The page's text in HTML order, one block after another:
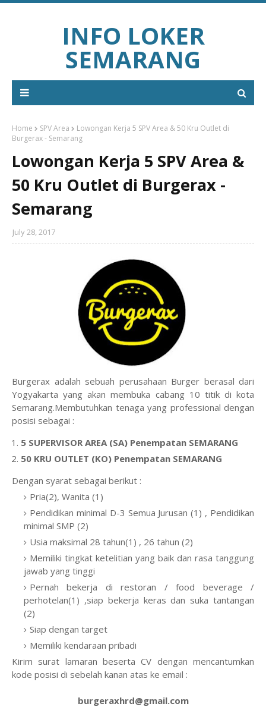
INFO LOKER
SEMARANG
Home SPV Area
Lowongan Kerja 5 SPV Area & 50 Kru Outlet di
Burgerax - Semarang
Lowongan Kerja 5 SPV Area &
50 Kru Outlet di Burgerax -
Semarang
July 28, 2017
Burgerax adalah sebuah perusahaan Burger berasal dari
Yogyakarta yang akan membuka cabang 10 titik di kota
Semarang.Membutuhkan tenaga yang professional dengan
posisi sebagai :
5 SUPERVISOR AREA (SA) Penempatan SEMARANG
50 KRU OUTLET (KO) Penempatan SEMARANG
Dengan syarat sebagai berikut :
Pria(2), Wanita (1)
Pendidikan minimal D-3 Semua Jurusan (1) , Pendidikan
minimal SMP (2)
Usia maksimal 28 tahun(1) , 26 tahun (2)
Memiliki tingkat ketelitian yang baik dan rasa tanggung
jawab yang tinggi
Pernah bekerja di restoran / food beverage /
perhotelan(1) ,siap bekerja keras dan suka tantangan
(2)
Siap dengan target
Memiliki kendaraan pribadi
Kirim surat lamaran beserta CV dengan mencantumkan
kode posisi di sebelah kanan atas ke email :
burgeraxhrd@gmail.com